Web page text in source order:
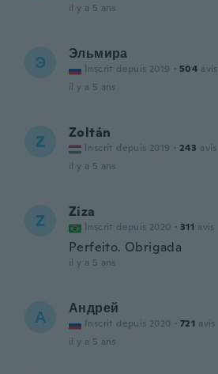
il y a 5 ans
Э Эльмира
Inscrit depuis 2019 · 504 avis
il y a 5 ans
Z Zoltán
Inscrit depuis 2019 · 243 avis
il y a 5 ans
Z Ziza
Inscrit depuis 2020 · 311 avis
Perfeito. Obrigada
il y a 5 ans
А Андрей
Inscrit depuis 2020 · 721 avis
il y a 5 ans